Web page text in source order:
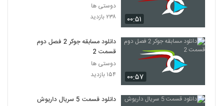
۰۰:۵۱
دوستی ها
۲۳۸ بازدید
۰۰:۵۷
دانلود مسابقه جوکر 2 فصل دوم
قسمت 2
دوستی ها
۱۵۴ بازدید
دانلود قسمت 5 سریال داریوش